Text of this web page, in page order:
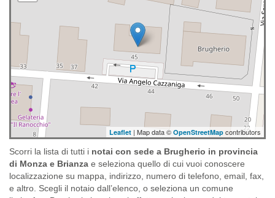
Leaflet | Map data © OpenStreetMap contributors
Scorri la lista di tutti i notai con sede a Brugherio in provincia
di Monza e Brianza e seleziona quello di cui vuoi conoscere
localizzazione su mappa, indirizzo, numero di telefono, email, fax,
e altro. Scegli il notaio dall’elenco, o seleziona un comune